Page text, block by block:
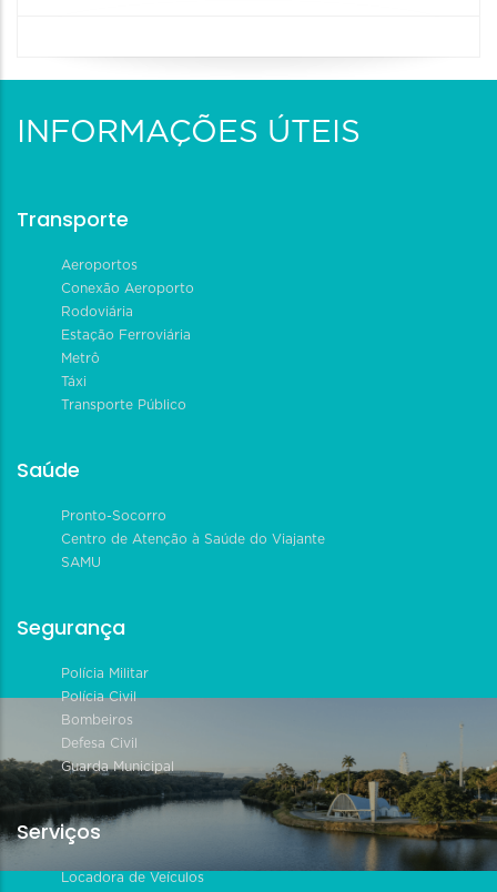
INFORMAÇÕES ÚTEIS
Transporte
Aeroportos
Conexão Aeroporto
Rodoviária
Estação Ferroviária
Metrô
Táxi
Transporte Público
Saúde
Pronto-Socorro
Centro de Atenção à Saúde do Viajante
SAMU
Segurança
Polícia Militar
Polícia Civil
Bombeiros
Defesa Civil
Guarda Municipal
Serviços
Locadora de Veículos